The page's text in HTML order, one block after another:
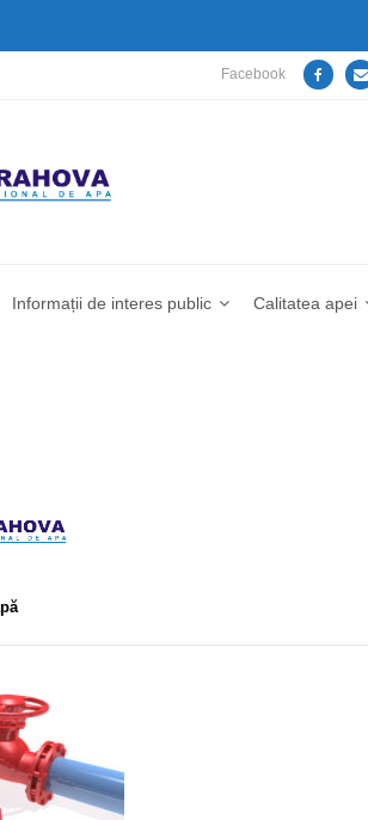
Facebook
Informații de interes public Calitatea apei